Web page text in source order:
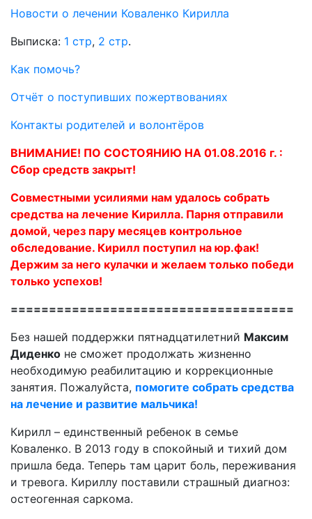
Новости о лечении Коваленко Кирилла
Выписка: 1 стр, 2 стр.
Как помочь?
Отчёт о поступивших пожертвованиях
Контакты родителей и волонтёров
ВНИМАНИЕ! ПО СОСТОЯНИЮ НА 01.08.2016 г. :
Сбор средств закрыт!
Совместными усилиями нам удалось собрать
средства на лечение Кирилла. Парня отправили
домой, через пару месяцев контрольное
обследование. Кирилл поступил на юр.фак!
Держим за него кулачки и желаем только победи
только успехов!
=====================================
Без нашей поддержки пятнадцатилетний Максим
Диденко не сможет продолжать жизненно
необходимую реабилитацию и коррекционные
занятия. Пожалуйста, помогите собрать средства
на лечение и развитие мальчика!
Кирилл – единственный ребенок в семье
Коваленко. В 2013 году в спокойный и тихий дом
пришла беда. Теперь там царит боль, переживания
и тревога. Кириллу поставили страшный диагноз:
остеогенная саркома.